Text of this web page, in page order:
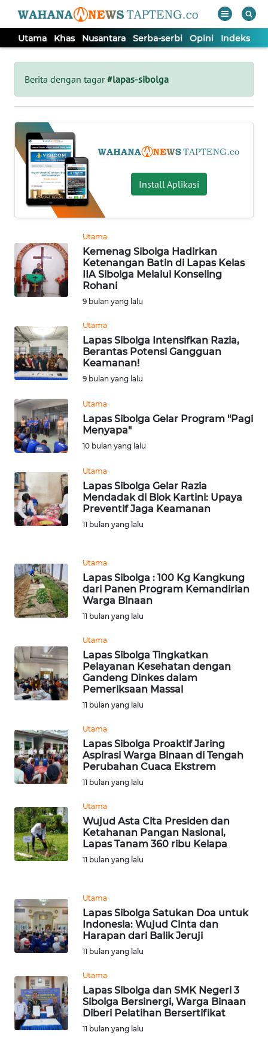
Utama Khas Nusantara Serba-serbi Opini Indeks
Berita dengan tagar#lapas-sibolga
Install Aplikasi
Utama
Kemenag Sibolga Hadirkan
Ketenangan Batin di Lapas Kelas
IIA Sibolga Melalui Konseling
Rohani
9 bulan yang lalu
Utama
Lapas Sibolga Intensifkan Razia,
Berantas Potensi Gangguan
Keamanan!
9 bulan yang lalu
Utama
Lapas Sibolga Gelar Program "Pagi
Menyapa"
10 bulan yang lalu
Utama
Lapas Sibolga Gelar Razia
Mendadak di Blok Kartini: Upaya
Preventif Jaga Keamanan
11 bulan yang lalu
Utama
Lapas Sibolga : 100 Kg Kangkung
dari Panen Program Kemandirian
Warga Binaan
11 bulan yang lalu
Utama
Lapas Sibolga Tingkatkan
Pelayanan Kesehatan dengan
Gandeng Dinkes dalam
Pemeriksaan Massal
11 bulan yang lalu
Utama
Lapas Sibolga Proaktif Jaring
Aspirasi Warga Binaan di Tengah
Perubahan Cuaca Ekstrem
11 bulan yang lalu
Utama
Wujud Asta Cita Presiden dan
Ketahanan Pangan Nasional,
Lapas Tanam 360 ribu Kelapa
11 bulan yang lalu
Utama
Lapas Sibolga Satukan Doa untuk
Indonesia: Wujud Cinta dan
Harapan dari Balik Jeruji
11 bulan yang lalu
Utama
Lapas Sibolga dan SMK Negeri 3
Sibolga Bersinergi, Warga Binaan
Diberi Pelatihan Bersertifikat
11 bulan yang lalu
Tutup
UTAMA
KHAS
NUSANTARA
SERBA-
SERBI
OPINI
Informasi
BERITA
KONTAK
KAMI
INFO
IKLAN
TENTANG
PEDOMAN
MEDIA
SIBER
KARIR
DISCLAIMER
News
Regional
WN
WN
JAKARTA
WN
WN
BANTEN
WN
KEPRI
PAPUA
WN
PAPUA
BARAT